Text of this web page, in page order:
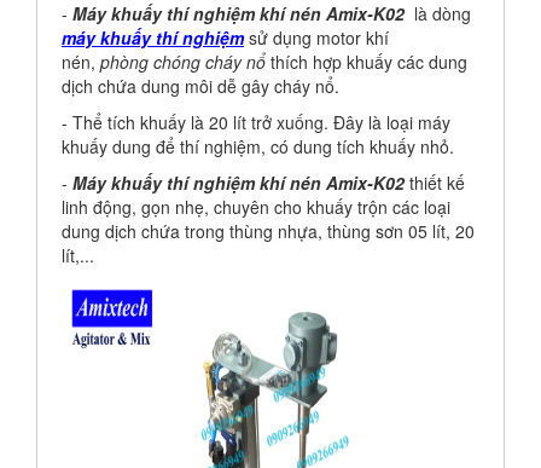
- Máy khuấy thí nghiệm khí nén Amix-K02là dòng
máy khuấy thí nghiệmsử dụng motor khí
nén, phòng chóng cháy nổ thích hợp khuấy các dung
dịch chứa dung môi dễ gây cháy nổ.
- Thể tích khuấy là 20 lít trở xuống. Đây là loại máy
khuấy dung để thí nghiệm, có dung tích khuấy nhỏ.
- Máy khuấy thí nghiệm khí nén Amix-K02 thiết kế
linh động, gọn nhẹ, chuyên cho khuấy trộn các loại
dung dịch chứa trong thùng nhựa, thùng sơn 05 lít, 20
lít,...